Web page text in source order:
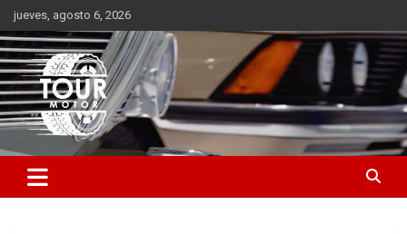
Saltar
al
contenido
jueves, agosto 6, 2026
Tour Motor
Plataforma de contenido audiovisual para el sector automotriz